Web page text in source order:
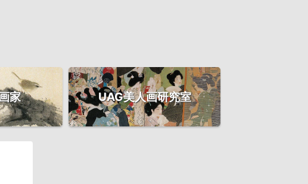
家 UAG美人画研究室